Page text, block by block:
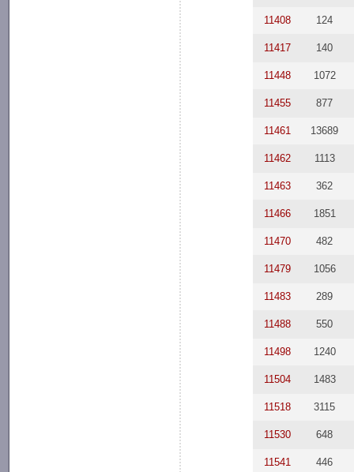
11408 124
11417 140
11448 1072
11455 877
11461 13689
11462 1113
11463 362
11466 1851
11470 482
11479 1056
11483 289
11488 550
11498 1240
11504 1483
11518 3115
11530 648
11541 446